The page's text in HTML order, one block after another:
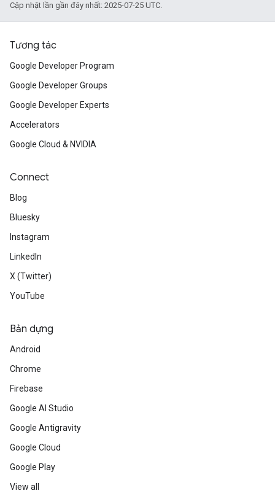
Cập nhật lần gần đây nhất: 2025-07-25 UTC.
Tương tác
Google Developer Program
Google Developer Groups
Google Developer Experts
Accelerators
Google Cloud & NVIDIA
Connect
Blog
Bluesky
Instagram
LinkedIn
X (Twitter)
YouTube
Bản dựng
Android
Chrome
Firebase
Google AI Studio
Google Antigravity
Google Cloud
Google Play
View all